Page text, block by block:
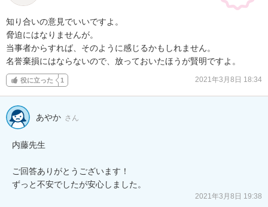
知り合いの意見でいいですよ。
脅迫にはなりませんが。
当事者からすれば、そのように感じるかもしれません。
名誉棄損にはならないので、放っておいたほうが賢明ですよ。
役に立った 1 2021年3月8日 18:34
あやか さん
内藤先生
ご回答ありがとうございます！
2021年3月8日 19:38